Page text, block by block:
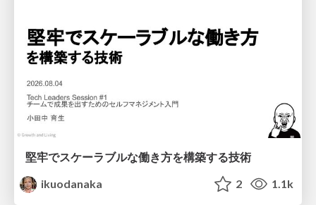
堅牢でスケーラブルな働き方を構築する技術
ikuodanaka
2 1.1k